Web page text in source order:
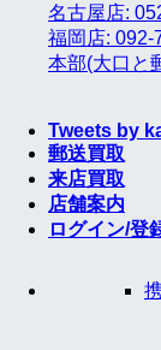
名古屋店:
福岡店: 092-
本部(大口と
Tweets by
郵送買取
来店買取
店舗案内
ログイン/登